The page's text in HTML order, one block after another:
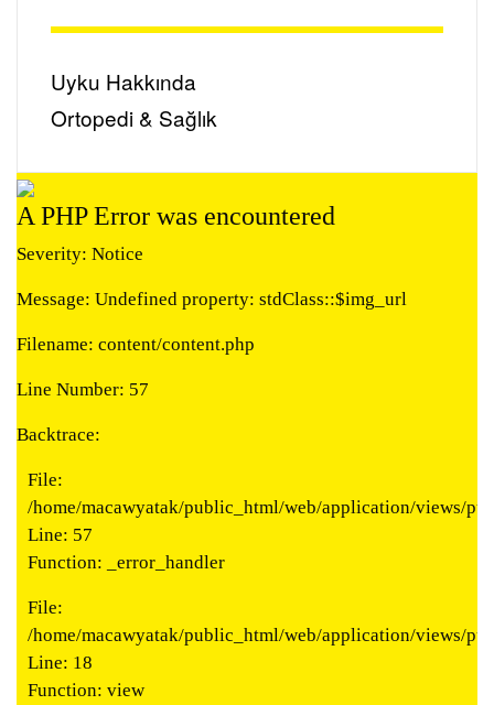
Uyku Hakkında
Ortopedi & Sağlık
A PHP Error was encountered
Severity: Notice
Message: Undefined property: stdClass::$img_url
Filename: content/content.php
Line Number: 57
Backtrace:
File:
/home/macawyatak/public_html/web/application/views/
Line: 57
Function: _error_handler
File:
/home/macawyatak/public_html/web/application/views/
Line: 18
Function: view